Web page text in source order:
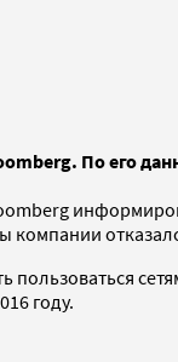
По его
компании
году.